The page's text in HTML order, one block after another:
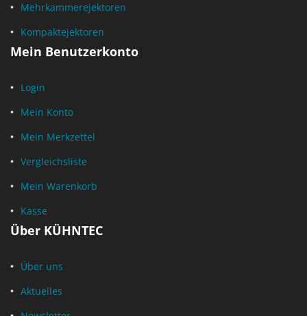
Mehrkammerejektoren
Kompaktejektoren
Mein Benutzerkonto
Login
Mein Konto
Mein Merkzettel
Vergleichsliste
Mein Warenkorb
Kasse
Über KÜHNTEC
Über uns
Aktuelles